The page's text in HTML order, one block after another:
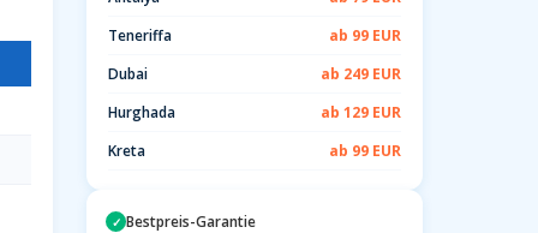
Teneriffa
ab 99 EUR
Dubai
ab 249 EUR
Hurghada
ab 129 EUR
Kreta
ab 99 EUR
✓ Bestpreis-Garantie